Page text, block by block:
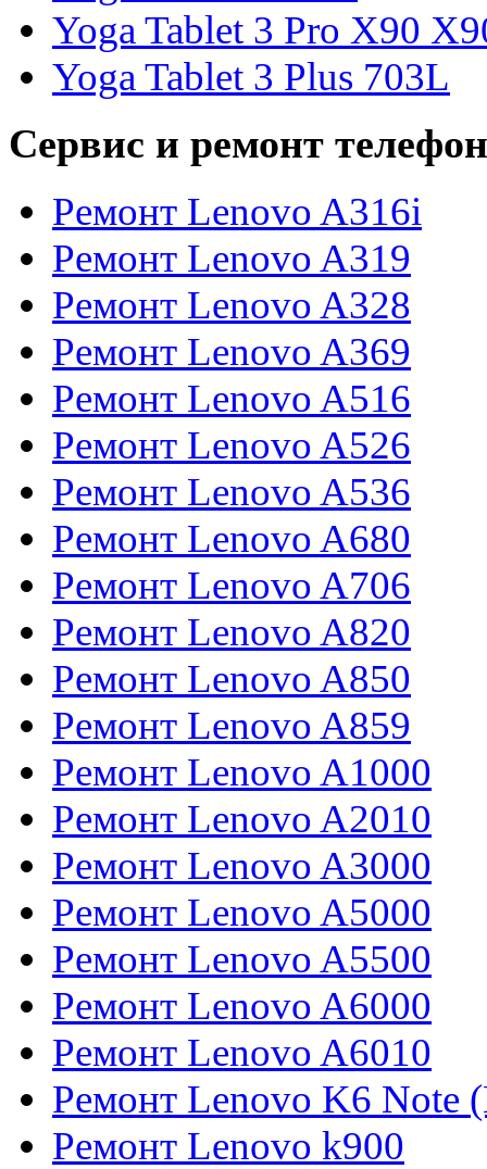
Yoga Tablet 3 Pro X90
Yoga Tablet 3 Plus 703L
Сервис и ремонт
Ремонт Lenovo A316i
Ремонт Lenovo A319
Ремонт Lenovo A328
Ремонт Lenovo A369
Ремонт Lenovo A516
Ремонт Lenovo A526
Ремонт Lenovo A536
Ремонт Lenovo A680
Ремонт Lenovo A706
Ремонт Lenovo A820
Ремонт Lenovo A850
Ремонт Lenovo A859
Ремонт Lenovo A1000
Ремонт Lenovo A2010
Ремонт Lenovo A3000
Ремонт Lenovo A5000
Ремонт Lenovo A5500
Ремонт Lenovo A6000
Ремонт Lenovo A6010
Ремонт Lenovo K6 Note
Ремонт Lenovo k900